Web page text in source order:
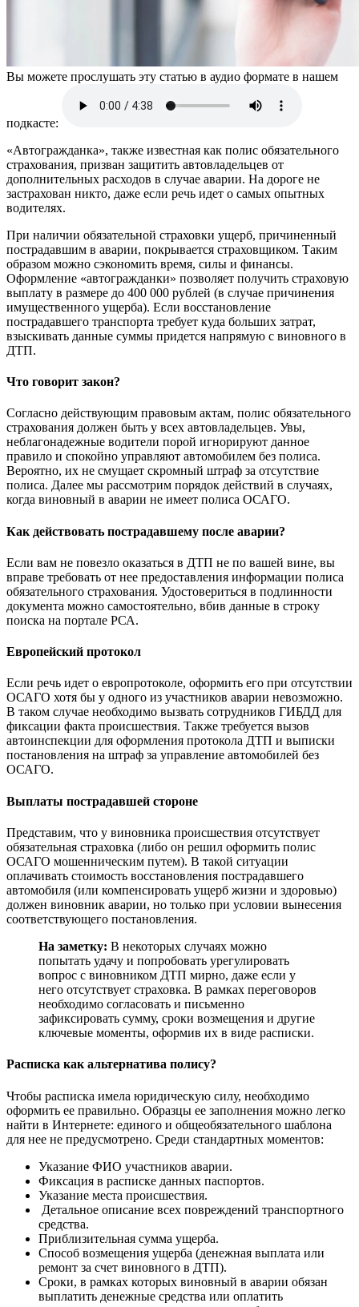
Вы можете прослушать эту статью в аудио формате в нашем
подкасте:
«Автогражданка», также известная как полис обязательного
страхования, призван защитить автовладельцев от
дополнительных расходов в случае аварии. На дороге не
застрахован никто, даже если речь идет о самых опытных
водителях.
При наличии обязательной страховки ущерб, причиненный
пострадавшим в аварии, покрывается страховщиком. Таким
образом можно сэкономить время, силы и финансы.
Оформление «автогражданки» позволяет получить страховую
выплату в размере до 400 000 рублей (в случае причинения
имущественного ущерба). Если восстановление
пострадавшего транспорта требует куда больших затрат,
взыскивать данные суммы придется напрямую с виновного в
ДТП.
Что говорит закон?
Согласно действующим правовым актам, полис обязательного
страхования должен быть у всех автовладельцев. Увы,
неблагонадежные водители порой игнорируют данное
правило и спокойно управляют автомобилем без полиса.
Вероятно, их не смущает скромный штраф за отсутствие
полиса. Далее мы рассмотрим порядок действий в случаях,
когда виновный в аварии не имеет полиса ОСАГО.
Как действовать пострадавшему после аварии?
Если вам не повезло оказаться в ДТП не по вашей вине, вы
вправе требовать от нее предоставления информации полиса
обязательного страхования. Удостовериться в подлинности
документа можно самостоятельно, вбив данные в строку
поиска на портале РСА.
Европейский протокол
Если речь идет о европротоколе, оформить его при отсутствии
ОСАГО хотя бы у одного из участников аварии невозможно.
В таком случае необходимо вызвать сотрудников ГИБДД для
фиксации факта происшествия. Также требуется вызов
автоинспекции для оформления протокола ДТП и выписки
постановления на штраф за управление автомобилей без
ОСАГО.
Выплаты пострадавшей стороне
Представим, что у виновника происшествия отсутствует
обязательная страховка (либо он решил оформить полис
ОСАГО мошенническим путем). В такой ситуации
оплачивать стоимость восстановления пострадавшего
автомобиля (или компенсировать ущерб жизни и здоровью)
должен виновник аварии, но только при условии вынесения
соответствующего постановления.
На заметку: В некоторых случаях можно
попытать удачу и попробовать урегулировать
вопрос с виновником ДТП мирно, даже если у
него отсутствует страховка. В рамках переговоров
необходимо согласовать и письменно
зафиксировать сумму, сроки возмещения и другие
ключевые моменты, оформив их в виде расписки.
Расписка как альтернатива полису?
Чтобы расписка имела юридическую силу, необходимо
оформить ее правильно. Образцы ее заполнения можно легко
найти в Интернете: единого и общеобязательного шаблона
для нее не предусмотрено. Среди стандартных моментов:
Указание ФИО участников аварии.
Фиксация в расписке данных паспортов.
Указание места происшествия.
Детальное описание всех повреждений транспортного
средства.
Приблизительная сумма ущерба.
Способ возмещения ущерба (денежная выплата или
ремонт за счет виновного в ДТП).
Сроки, в рамках которых виновный в аварии обязан
выплатить денежные средства или оплатить